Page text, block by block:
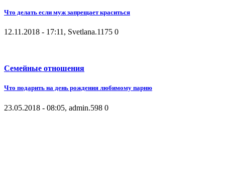
Что делать если муж запрещает краситься
12.11.2018 - 17:11, Svetlana.1175 0
Семейные отношения
Что подарить на день рождения любимому парню
23.05.2018 - 08:05, admin.598 0